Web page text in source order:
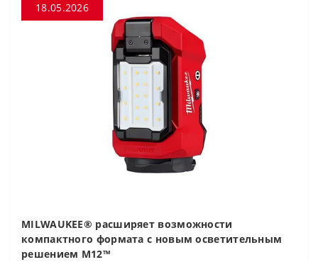
18.05.2026
MILWAUKEE® расширяет возможности
компактного формата с новым осветительным
решением M12™